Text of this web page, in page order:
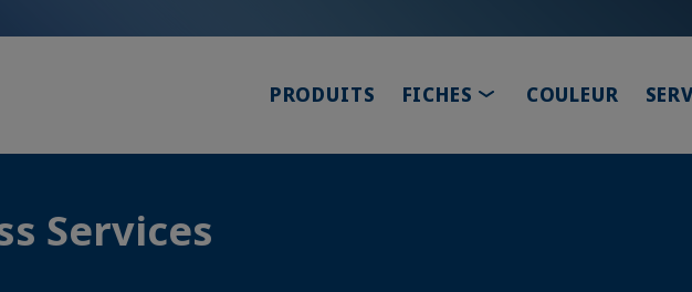
PRODUITS FICHES TOGGLE DROPDOWN
COULEUR
Services